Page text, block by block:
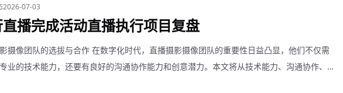
2026-07-03
播完成活动直播执行项目复盘
摄像团队的选拔与合作 在数字化时代，直播摄影摄像团队的重要性日益凸显，他们不仅需
业的技术能力，还要有良好的沟通协作能力和创意潜力。本文将从技术能力、沟通协作、创